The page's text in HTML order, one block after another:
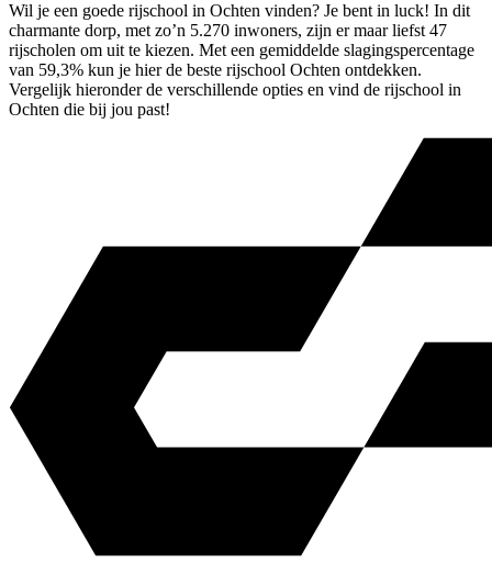
Wil je een goede rijschool in Ochten vinden? Je bent in luck! In dit
charmante dorp, met zo’n 5.270 inwoners, zijn er maar liefst 47
rijscholen om uit te kiezen. Met een gemiddelde slagingspercentage
van 59,3% kun je hier de beste rijschool Ochten ontdekken.
Vergelijk hieronder de verschillende opties en vind de rijschool in
Ochten die bij jou past!